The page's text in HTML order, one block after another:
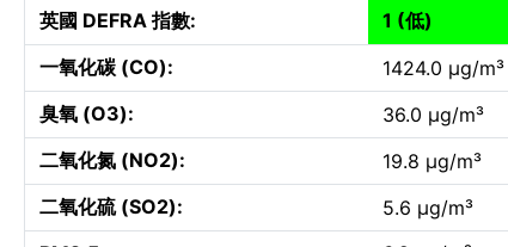
英國 DEFRA 指數:
1 (低)
一氧化碳 (CO):
1424.0 µg/m³
臭氧 (O3):
36.0 µg/m³
二氧化氮 (NO2):
19.8 µg/m³
二氧化硫 (SO2):
5.6 µg/m³